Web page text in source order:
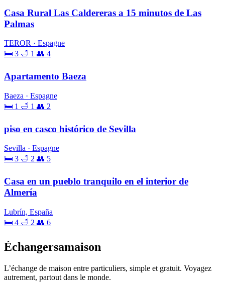
Casa Rural Las Caldereras a 15 minutos de Las
Palmas
TEROR · Espagne
🛏 3 🛁 1 👥 4
Apartamento Baeza
Baeza · Espagne
🛏 1 🛁 1 👥 2
piso en casco histórico de Sevilla
Sevilla · Espagne
🛏 3 🛁 2 👥 5
Casa en un pueblo tranquilo en el interior de
Almería
Lubrín, España
🛏 4 🛁 2 👥 6
Échangersamaison
L’échange de maison entre particuliers, simple et gratuit. Voyagez
autrement, partout dans le monde.